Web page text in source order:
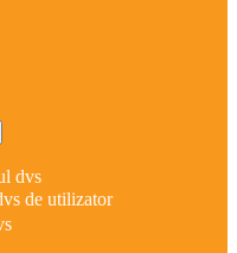
dvs
de utilizator